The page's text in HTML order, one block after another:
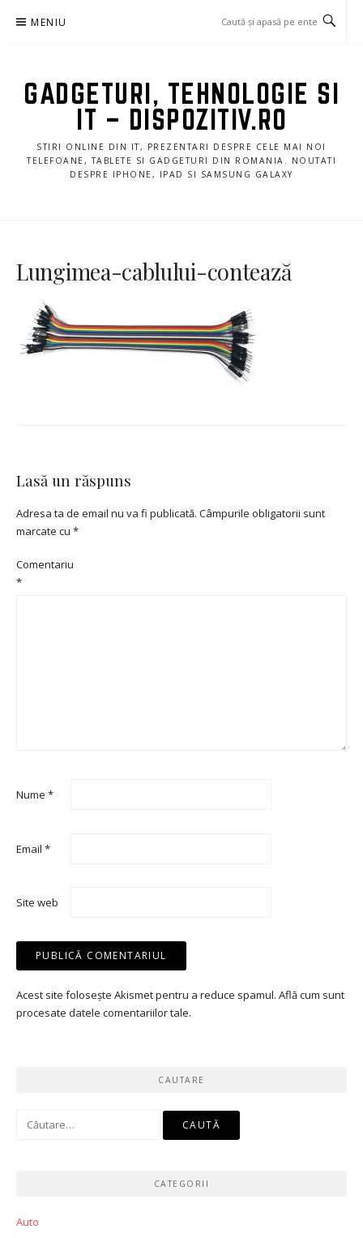
MENIU
GADGETURI, TEHNOLOGIE SI
IT – DISPOZITIV.RO
STIRI ONLINE DIN IT, PREZENTARI DESPRE CELE MAI NOI
TELEFOANE, TABLETE SI GADGETURI DIN ROMANIA. NOUTATI
DESPRE IPHONE, IPAD SI SAMSUNG GALAXY
Lungimea-cablului-contează
Lasă un răspuns
Adresa ta de email nu va fi publicată. Câmpurile obligatorii sunt
marcate cu *
Comentariu
*
Nume *
Email *
Site web
Acest site folosește Akismet pentru a reduce spamul. Află cum sunt
procesate datele comentariilor tale.
CAUTARE
Caută
CATEGORII
Auto